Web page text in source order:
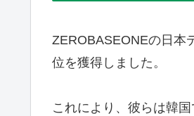
ZEROBASEONEの日本
位を獲得しました。
これにより、彼らは韓